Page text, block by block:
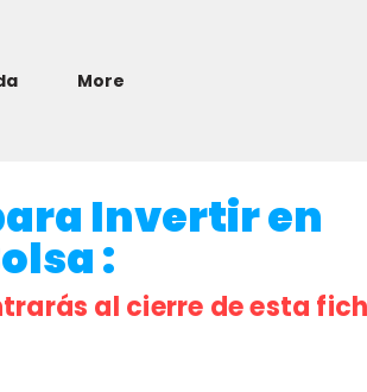
More
Invertir en
:
al cierre de esta